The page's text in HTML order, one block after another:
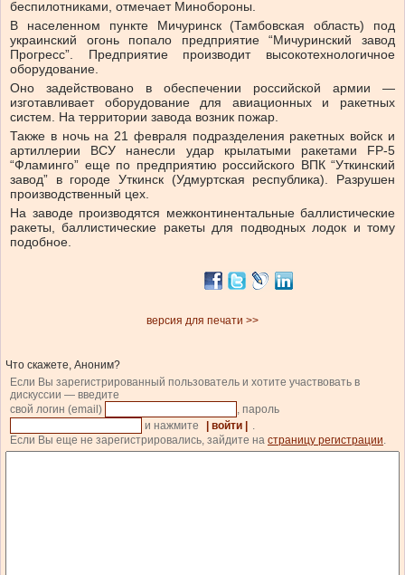
беспилотниками, отмечает Минобороны.
В населенном пункте Мичуринск (Тамбовская область) под
украинский огонь попало предприятие “Мичуринский завод
Прогресс”. Предприятие производит высокотехнологичное
оборудование.
Оно задействовано в обеспечении российской армии —
изготавливает оборудование для авиационных и ракетных
систем. На территории завода возник пожар.
Также в ночь на 21 февраля подразделения ракетных войск и
артиллерии ВСУ нанесли удар крылатыми ракетами FP-5
“Фламинго” еще по предприятию российского ВПК “Уткинский
завод” в городе Уткинск (Удмуртская республика). Разрушен
производственный цех.
На заводе производятся межконтинентальные баллистические
ракеты, баллистические ракеты для подводных лодок и тому
подобное.
версия для печати >>
Что скажете, Аноним?
Если Вы зарегистрированный пользователь и хотите участвовать в
дискуссии — введите
свой логин (email)
, пароль
и нажмите
| войти |
.
Если Вы еще не зарегистрировались, зайдите на страницу регистрации.